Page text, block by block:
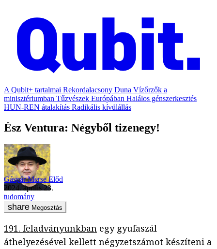
A Qubit+ tartalmai Rekordalacsony Duna Vízőrzők a
minisztériumban Tűzvészek Európában Halálos génszerkesztés
HUN-REN átalakítás Radikális kívülállás
Ész Ventura: Négyből tizenegy!
Gáspár Merse Előd
2024. április 23.
tudomány
Megosztás
191. feladványunkban egy gyufaszál
áthelyezésével kellett négyzetszámot készíteni a